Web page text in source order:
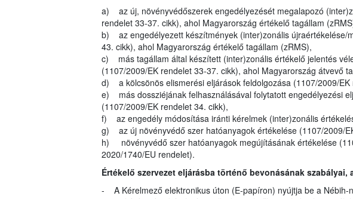
a) az új, növényvédőszerek engedélyezését megalapozó
rendelet 33-37. cikk), ahol Magyarország értékelő tagállam
b) az engedélyezett készítmények (inter)zonális újraértékelése/
43. cikk), ahol Magyarország értékelő tagállam (zRMS),
c) más tagállam által készített (inter)zonális értékelő jelentés
(1107/2009/EK rendelet 33-37. cikk), ahol Magyarország átvevő
d) a kölcsönös elismerési eljárások feldolgozása (1107/2009/EK
e) más dossziéjának felhasználásával folytatott engedélyezési
(1107/2009/EK rendelet 34. cikk),
f) az engedély módosítása iránti kérelmek (inter)zonális
g) az új növényvédő szer hatóanyagok értékelése (1107/2009/
h) növényvédő szer hatóanyagok megújításának értékelése
2020/1740/EU rendelet).
Értékelő szervezet eljárásba történő bevonásának szabályai,
- A Kérelmező elektronikus úton (E-papíron) nyújtja be a Nébih-